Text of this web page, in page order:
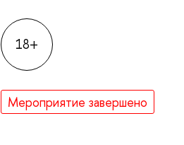
18+
Мероприятие завершено